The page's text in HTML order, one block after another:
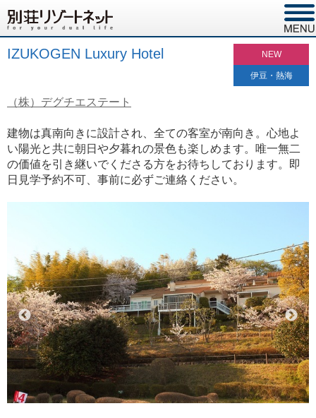
IZUKOGEN Luxury Hotel NEW
伊豆・熱海
（株）デグチエステート
建物は真南向きに設計され、全ての客室が南向き。心地よ
い陽光と共に朝日や夕暮れの景色も楽しめます。唯一無二
の価値を引き継いでくださる方をお待ちしております。即
日見学予約不可、事前に必ずご連絡ください。